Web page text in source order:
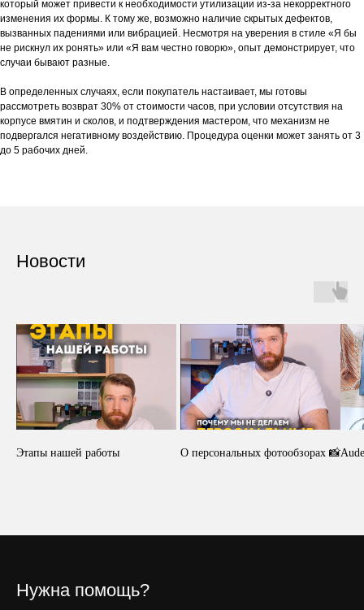
который может привести к необходимости утилизации из-за некорректного
изменения их формы. К тому же, возможно наличие скрытых дефектов,
вызванных падениями или вибрацией. Несмотря на уверения в стиле «Я бы
не рискнул их ронять» или «Я вам честно говорю», опыт демонстрирует, что
случаи бывают разные.
В определенных случаях, если покупатель настаивает, мы готовы
рассмотреть возврат 30% от стоимости часов, при условии отсутствия на
корпусе вмятин и сколов, и подтверждения мастером, что механизм не
подвергался негативному воздействию. Процедура оценки может занять от 3
до 5 рабочих дней.
Новости
Этапы нашей работы О персональных фотообзорах 📸
Нужна помощь?